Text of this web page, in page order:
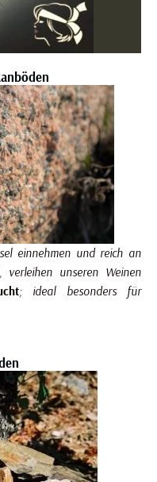
einnehmen und reich an
verleihen unseren Weinen
; ideal besonders für